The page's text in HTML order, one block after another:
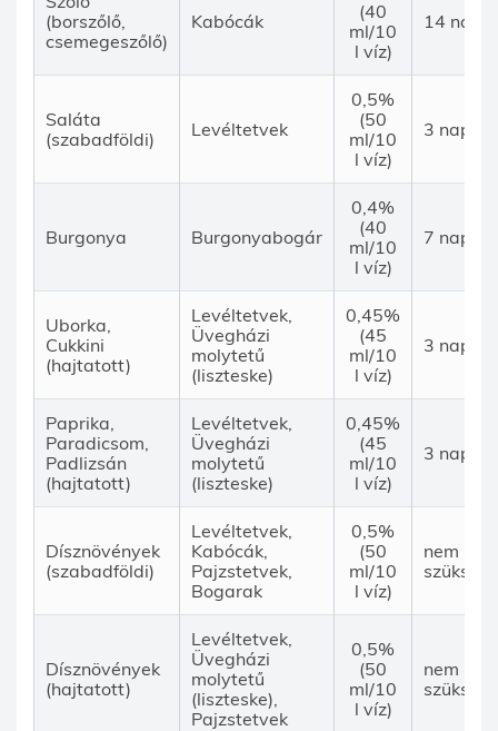
(borszőlő,
csemegeszőlő)
Kabócák
(40
ml/10
l víz)
14 nap
Saláta
(szabadföldi)
Levéltetvek
0,5%
(50
ml/10
l víz)
3 nap
Burgonya Burgonyabogár
0,4%
(40
ml/10
l víz)
7 nap
Uborka,
Cukkini
(hajtatott)
Levéltetvek,
Üvegházi
molytetű
(liszteske)
0,45%
(45
ml/10
l víz)
3 nap
Paprika,
Paradicsom,
Padlizsán
(hajtatott)
Levéltetvek,
Üvegházi
molytetű
(liszteske)
0,45%
(45
ml/10
l víz)
3 nap
Dísznövények
(szabadföldi)
Levéltetvek,
Kabócák,
Pajzstetvek,
Bogarak
0,5%
(50
ml/10
l víz)
nem
Dísznövények
(hajtatott)
Levéltetvek,
Üvegházi
molytetű
(liszteske),
Pajzstetvek
0,5%
(50
ml/10
l víz)
nem